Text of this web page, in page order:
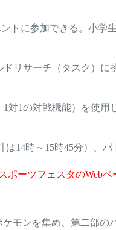
トに参加できる。小学
リサーチ（タスク）
対1の対戦機能）を使
14時～15時45分）、バ
ポーツフェスタのWebペ
モンを集め、第二部の